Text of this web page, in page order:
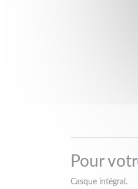
Pour
Casque intégral.